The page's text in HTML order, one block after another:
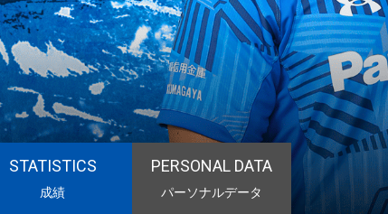
STATISTICS
成績
PERSONAL DATA
パーソナルデータ